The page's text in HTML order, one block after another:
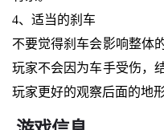
4、适当的刹车
不要觉得刹车会影响整体
玩家不会因为车手受伤，
玩家更好的观察后面的地形